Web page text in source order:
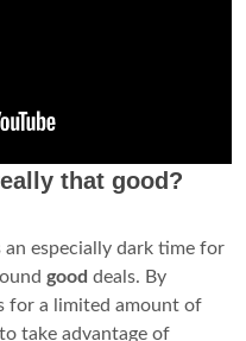
that good?
especially dark time for
good deals. By
for a limited amount of
take advantage of